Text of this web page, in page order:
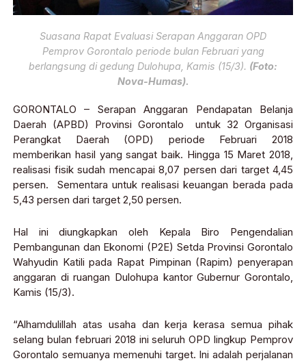
Suasana Rapat Evaluasi Serapan Anggaran OPD
Pemprov Gorontalo periode bulan Februari yang
berlangsung di gedung Dulohupa, Kamis (15/3). (Foto:
Nova-Humas).
GORONTALO – Serapan Anggaran Pendapatan Belanja
Daerah (APBD) Provinsi Gorontalo untuk 32 Organisasi
Perangkat Daerah (OPD) periode Februari 2018
memberikan hasil yang sangat baik. Hingga 15 Maret 2018,
realisasi fisik sudah mencapai 8,07 persen dari target 4,45
persen. Sementara untuk realisasi keuangan berada pada
5,43 persen dari target 2,50 persen.
Hal ini diungkapkan oleh Kepala Biro Pengendalian
Pembangunan dan Ekonomi (P2E) Setda Provinsi Gorontalo
Wahyudin Katili pada Rapat Pimpinan (Rapim) penyerapan
anggaran di ruangan Dulohupa kantor Gubernur Gorontalo,
Kamis (15/3).
“Alhamdulillah atas usaha dan kerja kerasa semua pihak
selang bulan februari 2018 ini seluruh OPD lingkup Pemprov
Gorontalo semuanya memenuhi target. Ini adalah perjalanan